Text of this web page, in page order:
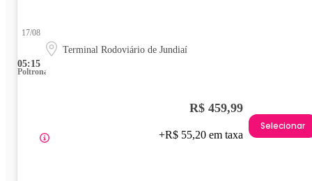
05:15
17/08
Terminal Rodoviário de Jundiaí
Poltrona
R$ 459,99
+R$ 55,20 em taxa
Selecionar